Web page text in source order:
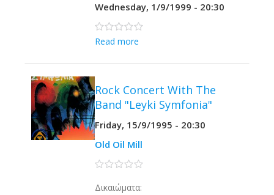
Wednesday, 1/9/1999 - 20:30
0 stars
Read more
Rock Concert With The
Band "Leyki Symfonia"
Friday, 15/9/1995 - 20:30
Old Oil Mill
0 stars
Δικαιώματα: